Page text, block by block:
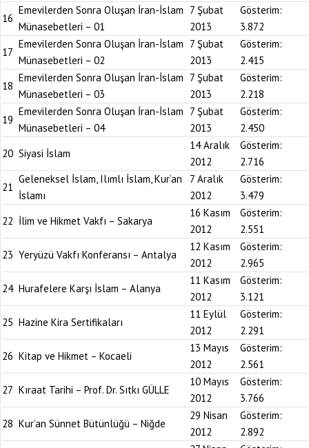
16
Emevilerden Sonra Oluşan İran-İslam
Münasebetleri – 01
7 Şubat
2013
Gösterim:
3.872
17
Emevilerden Sonra Oluşan İran-İslam
Münasebetleri – 02
7 Şubat
2013
Gösterim:
2.415
18
Emevilerden Sonra Oluşan İran-İslam
Münasebetleri – 03
7 Şubat
2013
Gösterim:
2.218
19
Emevilerden Sonra Oluşan İran-İslam
Münasebetleri – 04
7 Şubat
2013
Gösterim:
2.450
20 Siyasi İslam
14 Aralık
2012
Gösterim:
2.716
21
Geleneksel İslam, Ilımlı İslam, Kur’an
İslamı
7 Aralık
2012
Gösterim:
3.479
22 İlim ve Hikmet Vakfı – Sakarya
16 Kasım
2012
Gösterim:
2.551
23 Yeryüzü Vakfı Konferansı – Antalya
12 Kasım
2012
Gösterim:
2.965
24 Hurafelere Karşı İslam – Alanya
11 Kasım
2012
Gösterim:
3.121
25 Hazine Kira Sertifikaları
11 Eylül
2012
Gösterim:
2.291
26 Kitap ve Hikmet – Kocaeli
13 Mayıs
2012
Gösterim:
2.561
27 Kıraat Tarihi – Prof. Dr. Sıtkı GÜLLE
10 Mayıs
2012
Gösterim:
3.766
28 Kur’an Sünnet Bütünlüğü – Niğde
29 Nisan
2012
Gösterim:
2.892